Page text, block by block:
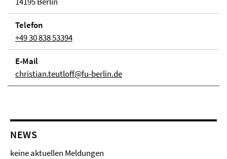
Telefon
+49 30 838 53394
E-Mail
christian.teutloff@fu-berlin.de
NEWS
keine aktuellen Meldungen